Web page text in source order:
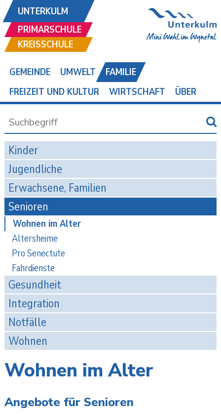
UNTERKULM
PRIMARSCHULE
KREISSCHULE
GEMEINDE UMWELT
FAMILIE
FREIZEIT UND KULTUR
WIRTSCHAFT ÜBER
Kinder
Jugendliche
Erwachsene, Familien
Senioren
Wohnen im Alter
Altersheime
Pro Senectute
Fahrdienste
Gesundheit
Integration
Notfälle
Wohnen
Wohnen im Alter
Angebote für Senioren